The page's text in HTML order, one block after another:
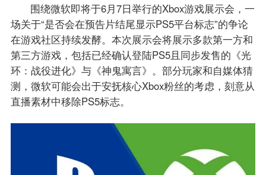
围绕微软即将于6月7日举行的Xbox游戏展示会，一
场关于“是否会在预告片结尾显示PS5平台标志”的争论
在游戏社区持续发酵。本次展示会将展示多款第一方和
第三方游戏，包括已经确认登陆PS5且同步发售的《光
环：战役进化》与《神鬼寓言》。部分玩家和自媒体猜
测，微软可能会出于安抚核心Xbox粉丝的考虑，刻意从
直播素材中移除PS5标志。